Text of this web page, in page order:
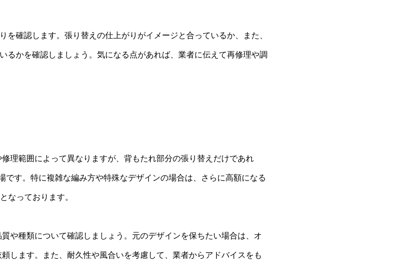
を確認します。張り替えの仕上がりがイメージと合っているか、また、
るかを確認しましょう。気になる点があれば、業者に伝えて再修理や調
理範囲によって異なりますが、背もたれ部分の張り替えだけであれ
です。特に複雑な編み方や特殊なデザインの場合は、さらに高額になる
なっております。
や種類について確認しましょう。元のデザインを保ちたい場合は、オ
します。また、耐久性や風合いを考慮して、業者からアドバイスをも